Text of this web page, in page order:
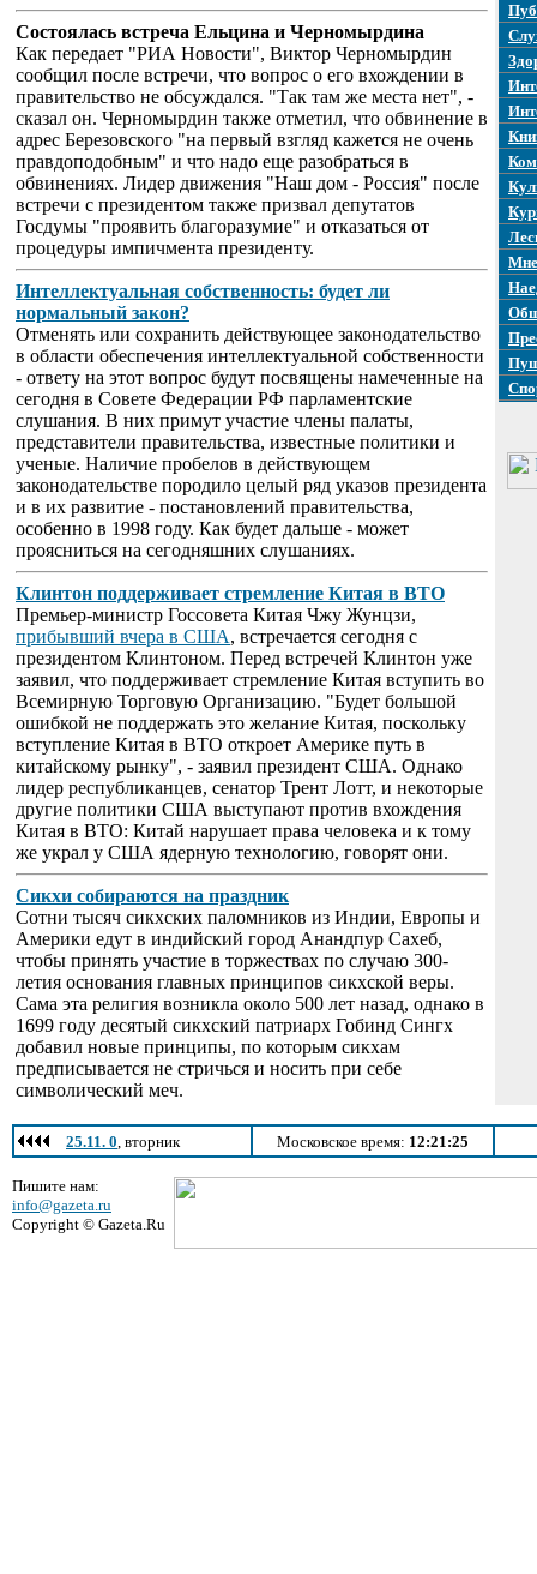
Состоялась встреча Ельцина и Черномырдина
Как передает "РИА Новости", Виктор Черномырдин
сообщил после встречи, что вопрос о его вхождении в
правительство не обсуждался. "Так там же места нет", -
сказал он. Черномырдин также отметил, что обвинение в
адрес Березовского "на первый взгляд кажется не очень
правдоподобным" и что надо еще разобраться в
обвинениях. Лидер движения "Наш дом - Россия" после
встречи с президентом также призвал депутатов
Госдумы "проявить благоразумие" и отказаться от
процедуры импичмента президенту.
Интеллектуальная собственность: будет ли
нормальный закон?
Отменять или сохранить действующее законодательство
в области обеспечения интеллектуальной собственности
- ответу на этот вопрос будут посвящены намеченные на
сегодня в Совете Федерации РФ парламентские
слушания. В них примут участие члены палаты,
представители правительства, известные политики и
ученые. Наличие пробелов в действующем
законодательстве породило целый ряд указов президента
и в их развитие - постановлений правительства,
особенно в 1998 году. Как будет дальше - может
проясниться на сегодняшних слушаниях.
Клинтон поддерживает стремление Китая в ВТО
Премьер-министр Госсовета Китая Чжу Жунцзи,
прибывший вчера в США, встречается сегодня с
президентом Клинтоном. Перед встречей Клинтон уже
заявил, что поддерживает стремление Китая вступить во
Всемирную Торговую Организацию. "Будет большой
ошибкой не поддержать это желание Китая, поскольку
вступление Китая в ВТО откроет Америке путь в
китайскому рынку", - заявил президент США. Однако
лидер республиканцев, сенатор Трент Лотт, и некоторые
другие политики США выступают против вхождения
Китая в ВТО: Китай нарушает права человека и к тому
же украл у США ядерную технологию, говорят они.
Сикхи собираются на праздник
Сотни тысяч сикхских паломников из Индии, Европы и
Америки едут в индийский город Анандпур Сахеб,
чтобы принять участие в торжествах по случаю 300-
летия основания главных принципов сикхской веры.
Сама эта религия возникла около 500 лет назад, однако в
1699 году десятый сикхский патриарх Гобинд Сингх
добавил новые принципы, по которым сикхам
предписывается не стричься и носить при себе
символический меч.
25.11. 0, вторник Московское время: 12:21:25
Пишите нам:
info@gazeta.ru
Copyright © Gazeta.Ru